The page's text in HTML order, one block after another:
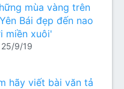
mùa vàng trên
Bái đẹp đến nao
miền xuôi'
25/9/19
hãy viết bài văn tả